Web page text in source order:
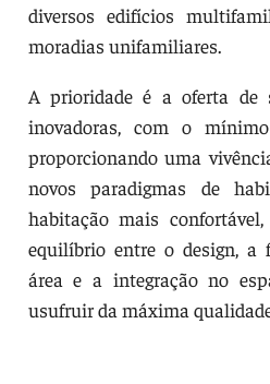
diversos edifícios
moradias unifamiliares.
A prioridade é a oferta de
inovadoras, com o
proporcionando uma
novos paradigmas de
habitação mais
equilíbrio entre o design, a
área e a integração no
usufruir da máxima